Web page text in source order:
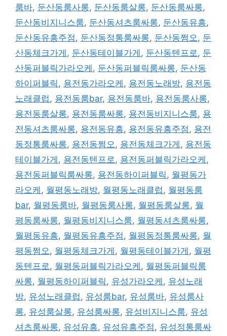
룸바, 둔산동룸사롱, 둔산동룸살롱, 둔산동룸싸롱,
둔산동비지니스룸, 둔산동셔츠룸싸롱, 둔산동유흥,
둔산동유흥주점 , 둔산동정통룸싸롱, 둔산동쩜오 , 둔
산동체크가게 , 둔산동테이블가게 , 둔산동텐프로 , 둔
산동퍼블릭가라오케 , 둔산동퍼블릭룸싸롱, 둔산동
하이퍼블릭 , 용전동가라오케 , 용전동노래방, 용전동
노래클럽 , 용전동룸bar, 용전동룸바, 용전동룸사롱,
용전동룸살롱, 용전동룸싸롱, 용전동비지니스룸, 용
전동셔츠룸싸롱, 용전동유흥, 용전동유흥주점 , 용전
동정통룸싸롱, 용전동쩜오 , 용전동체크가게 , 용전동
테이블가게 , 용전동텐프로 , 용전동퍼블릭가라오케 ,
용전동퍼블릭룸싸롱, 용전동하이퍼블릭 , 월평동가
라오케 , 월평동노래방, 월평동노래클럽 , 월평동룸
bar, 월평동룸바, 월평동룸사롱, 월평동룸살롱, 월
평동룸싸롱, 월평동비지니스룸, 월평동셔츠룸싸롱,
월평동유흥, 월평동유흥주점 , 월평동정통룸싸롱, 월
평동쩜오 , 월평동체크가게 , 월평동테이블가게 , 월평
동텐프로 , 월평동퍼블릭가라오케 , 월평동퍼블릭룸
싸롱, 월평동하이퍼블릭 , 유성가라오케 , 유성노래
방, 유성노래클럽 , 유성룸bar, 유성룸바, 유성룸사
롱, 유성룸살롱, 유성룸싸롱, 유성비지니스룸, 유성
셔츠룸싸롱, 유성유흥, 유성유흥주점 , 유성정통룸싸